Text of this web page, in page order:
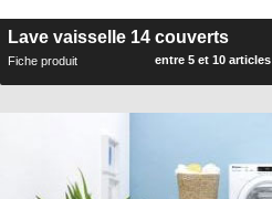
Lave vaisselle 14 couverts
Fiche produit entre 5 et 10 articles